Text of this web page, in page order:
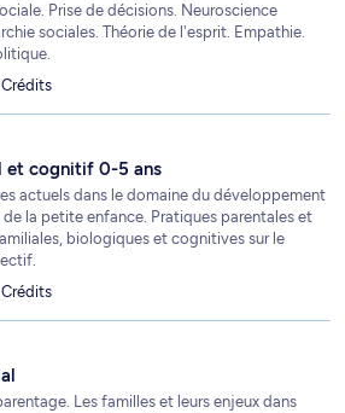
Prise de décisions. Neuroscience
sociales. Théorie de l'esprit. Empathie.
et cognitif 0-5 ans
actuels dans le domaine du développement
la petite enfance. Pratiques parentales et
biologiques et cognitives sur le
Les familles et leurs enjeux dans